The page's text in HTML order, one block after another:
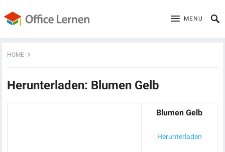
MENU
HOME
Herunterladen: Blumen Gelb
Blumen Gelb
Herunterladen